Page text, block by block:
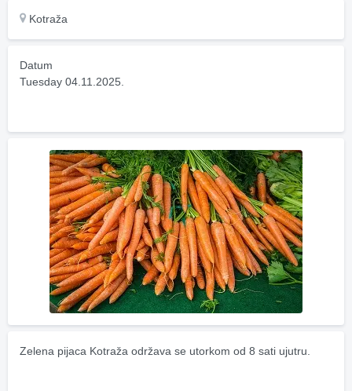
Kotraža
Datum
Tuesday 04.11.2025.
Zelena pijaca Kotraža održava se utorkom od 8 sati ujutru.